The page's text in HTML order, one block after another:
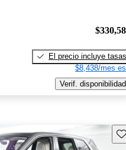
El precio incluye tasas
$8,438/mes
Verif. disponibilidad